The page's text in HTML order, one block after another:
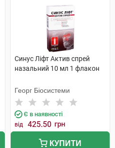
Синус Ліфт Актив спрей
назальний 10 мл 1 флакон
Георг Біосистеми
Є в наявності
від 425.50 грн
КУПИТИ